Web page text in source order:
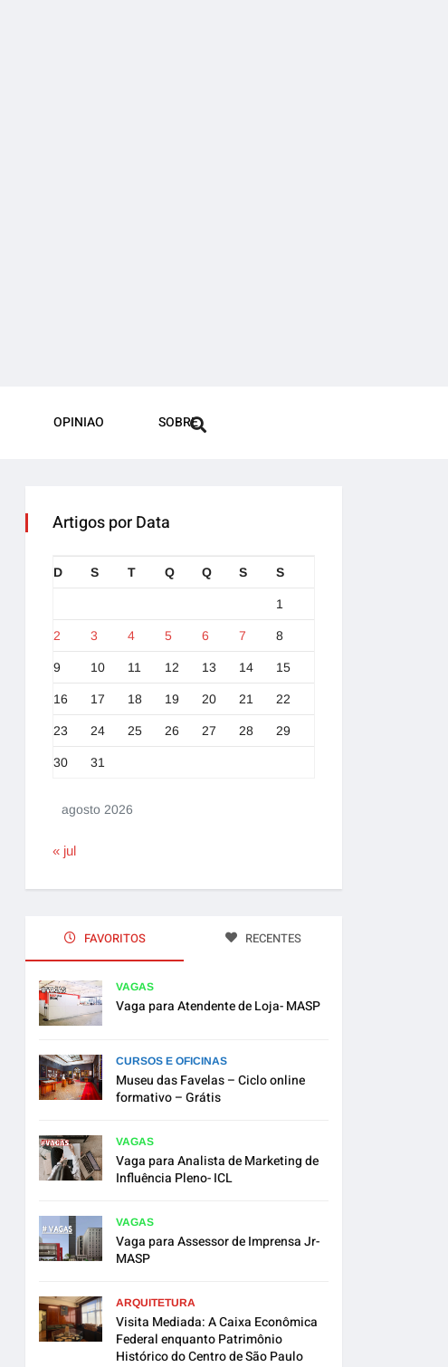
OPINIAO SOBRE
Artigos por Data
agosto 2026
D S T Q Q S S
1
2 3 4 5 6 7 8
9 10 11 12 13 14 15
16 17 18 19 20 21 22
23 24 25 26 27 28 29
30 31
« jul
FAVORITOS RECENTES
VAGAS
Vaga para Atendente de Loja- MASP
CURSOS E OFICINAS
Museu das Favelas – Ciclo online
formativo – Grátis
VAGAS
Vaga para Analista de Marketing de
Influência Pleno- ICL
VAGAS
Vaga para Assessor de Imprensa Jr-
MASP
ARQUITETURA
Visita Mediada: A Caixa Econômica
Federal enquanto Patrimônio
Histórico do Centro de São Paulo